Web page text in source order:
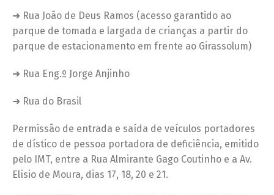
➜ Rua João de Deus Ramos (acesso garantido ao
parque de tomada e largada de crianças a partir do
parque de estacionamento em frente ao Girassolum)
➜ Rua Eng.º Jorge Anjinho
➜ Rua do Brasil
Permissão de entrada e saída de veículos portadores
de dístico de pessoa portadora de deficiência, emitido
pelo IMT, entre a Rua Almirante Gago Coutinho e a Av.
Elísio de Moura, dias 17, 18, 20 e 21.